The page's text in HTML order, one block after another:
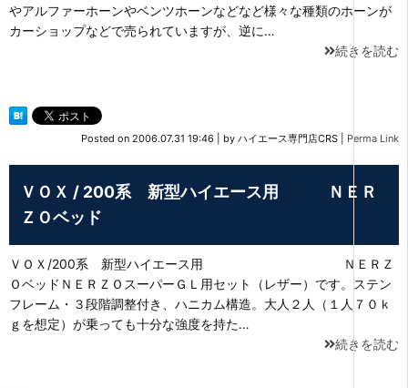
やアルファーホーンやベンツホーンなどなど様々な種類のホーンが
カーショップなどで売られていますが、逆に…
続きを読む
Posted on 2006.07.31 19:46 by ハイエース専門店CRS Perma Link
ＶＯＸ / 200系 新型ハイエース用 ＮＥＲ
ＺＯベッド
ＶＯＸ/200系 新型ハイエース用 ＮＥＲＺ
ＯベッドＮＥＲＺＯスーパーＧＬ用セット（レザー）です。ステン
フレーム・３段階調整付き、ハニカム構造。大人２人（１人７０ｋ
ｇを想定）が乗っても十分な強度を持た…
続きを読む